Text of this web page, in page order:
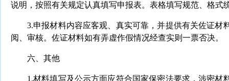
说明，按照有关规定认真填写申报表。表格填写规范、格式
3.申报材料内容应客观、真实可靠，并提供有关佐证材
阅、审核。佐证材料如有弄虚作假情况经查实则一票否决。
六、其他
1.材料填写及公示方面应符合国家保密法要求，涉密材